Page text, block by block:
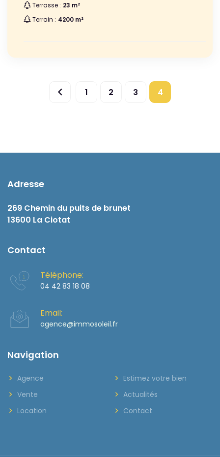
Terrasse : 23 m²
Terrain : 4200 m²
1 2 3 4
Adresse
269 Chemin du puits de brunet
13600 La Ciotat
Contact
Téléphone:
04 42 83 18 08
Email:
agence@immosoleil.fr
Navigation
Agence
Vente
Location
Estimez votre bien
Actualités
Contact